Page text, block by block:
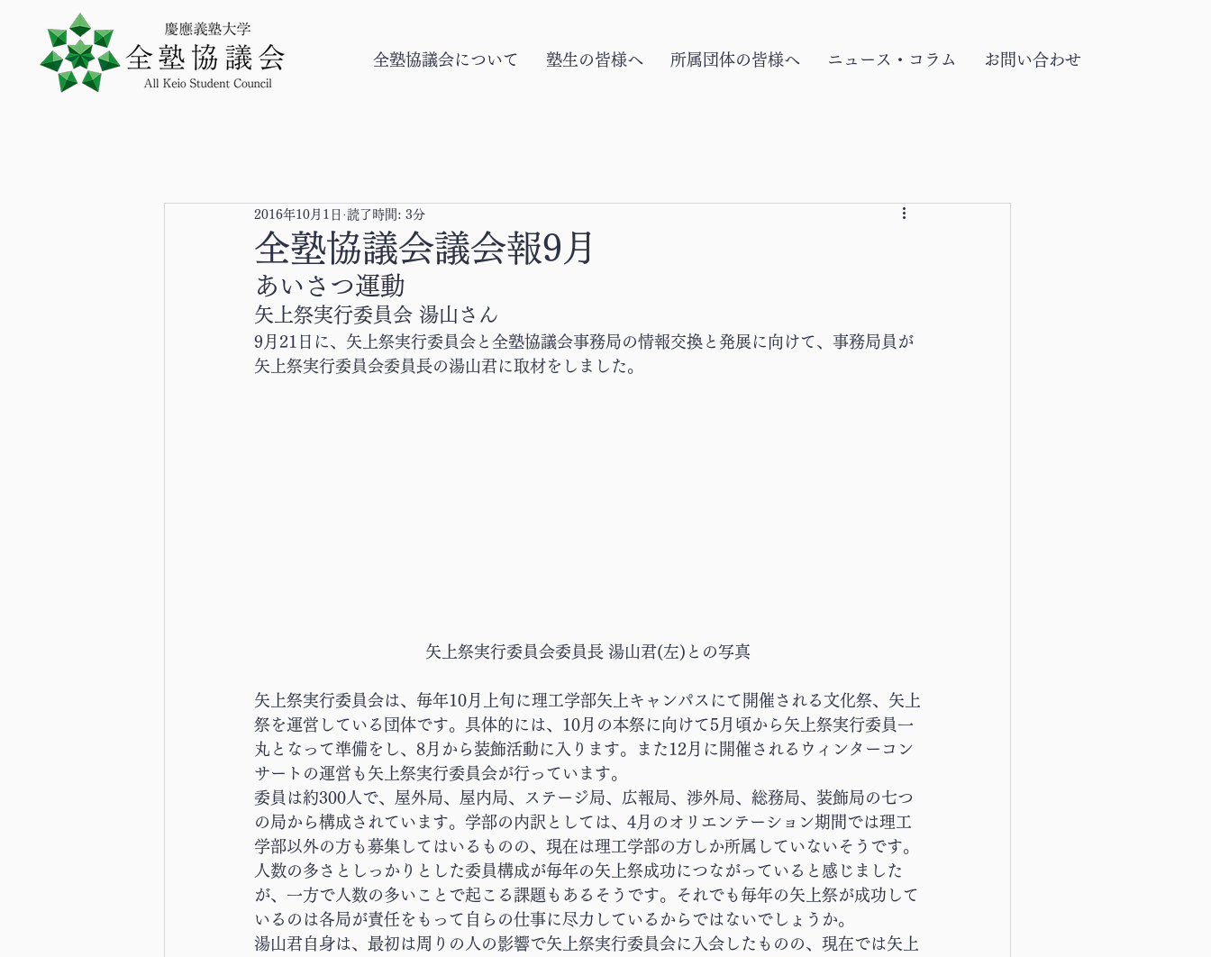
全塾協議会について 塾生の皆様へ 所属団体の皆様へ ニュース・コラム お問い合わせ
全塾協議会議会報9月
2016年10月1日 読了時間: 3分
あいさつ運動
矢上祭実行委員会 湯山さん
9月21日に、矢上祭実行委員会と全塾協議会事務局の情報交換と発展に向けて、事務局員が
矢上祭実行委員会委員長の湯山君に取材をしました。
矢上祭実行委員会委員長 湯山君(左)との写真
矢上祭実行委員会は、毎年10月上旬に理工学部矢上キャンパスにて開催される文化祭、矢上
祭を運営している団体です。具体的には、10月の本祭に向けて5月頃から矢上祭実行委員一
丸となって準備をし、8月から装飾活動に入ります。また12月に開催されるウィンターコン
サートの運営も矢上祭実行委員会が行っています。
委員は約300人で、屋外局、屋内局、ステージ局、広報局、渉外局、総務局、装飾局の七つ
の局から構成されています。学部の内訳としては、4月のオリエンテーション期間では理工
学部以外の方も募集してはいるものの、現在は理工学部の方しか所属していないそうです。
人数の多さとしっかりとした委員構成が毎年の矢上祭成功につながっていると感じました
が、一方で人数の多いことで起こる課題もあるそうです。それでも毎年の矢上祭が成功して
いるのは各局が責任をもって自らの仕事に尽力しているからではないでしょうか。
湯山君自身は、最初は周りの人の影響で矢上祭実行委員会に入会したものの、現在では矢上